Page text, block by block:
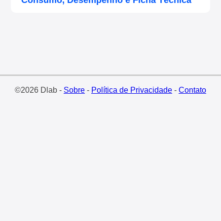
©2026 Dlab - Sobre- Política de Privacidade- Contato